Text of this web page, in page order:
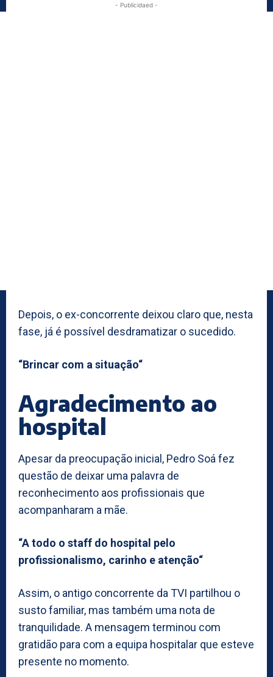
- Publicidaed -
Depois, o ex-concorrente deixou claro que, nesta
fase, já é possível desdramatizar o sucedido.
“Brincar com a situação“
Agradecimento ao
hospital
Apesar da preocupação inicial, Pedro Soá fez
questão de deixar uma palavra de
reconhecimento aos profissionais que
acompanharam a mãe.
“A todo o staff do hospital pelo
profissionalismo, carinho e atenção“
Assim, o antigo concorrente da TVI partilhou o
susto familiar, mas também uma nota de
tranquilidade. A mensagem terminou com
gratidão para com a equipa hospitalar que esteve
presente no momento.